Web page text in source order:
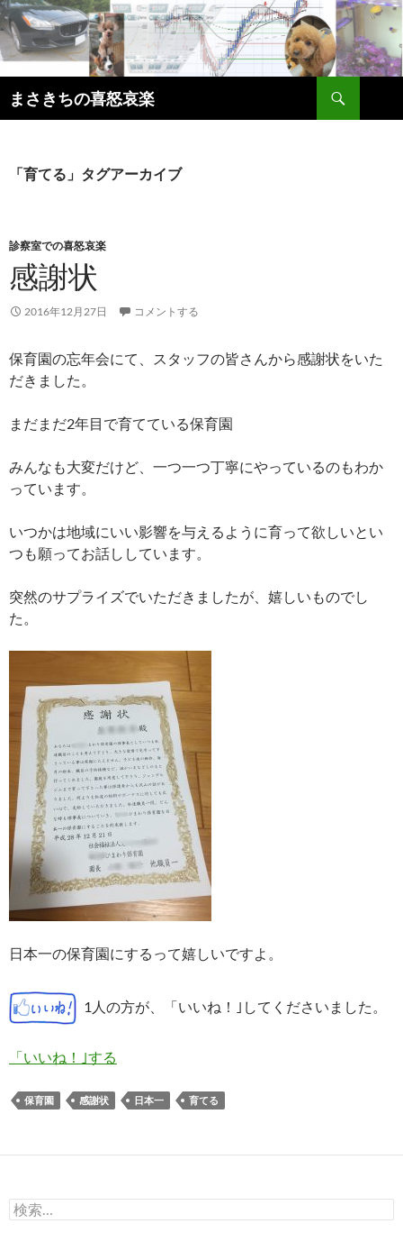
コ
ン
テ
ン
ツ
へ
まさきちの喜怒哀楽
索
「育てる」タグアーカイブ
診察室での喜怒哀楽
感謝状
2016年12月27日 コメントする
保育園の忘年会にて、スタッフの皆さんから感謝状をいた
だきました。
まだまだ2年目で育てている保育園
みんなも大変だけど、一つ一つ丁寧にやっているのもわか
っています。
いつかは地域にいい影響を与えるように育って欲しいとい
つも願ってお話ししています。
突然のサプライズでいただきましたが、嬉しいものでし
た。
日本一の保育園にするって嬉しいですよ。
1人の方が、「いいね！｣してくださいました。
「いいね！｣する
保育園 感謝状 日本一 育てる
検
索: